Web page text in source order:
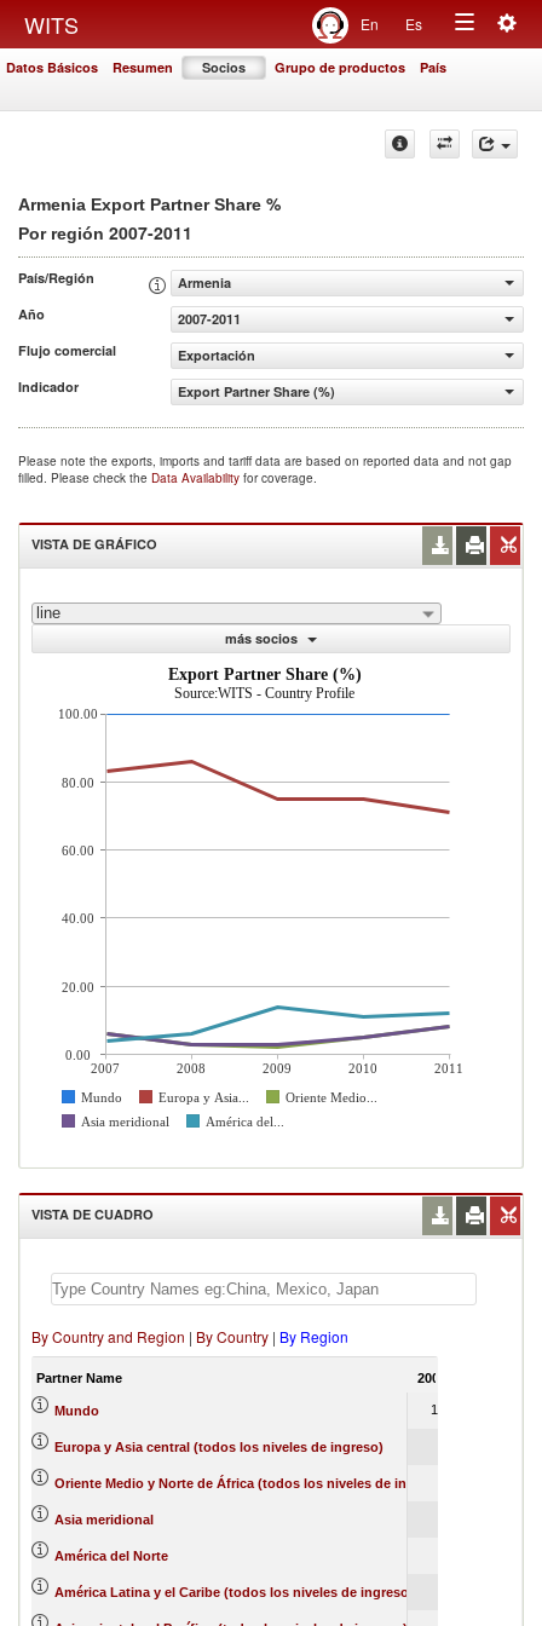
WITS En Es
Toggle
Datos Básicos Resumen Socios Grupo de productos País
Armenia Export Partner Share %
Por región 2007-2011
País/Región
Armenia
Año
2007-2011
Flujo comercial
Exportación
Indicador
Export Partner Share (%)
Please note the exports, imports and tariff data are based on reported data and not gap
filled. Please check the Data Availability for coverage.
VISTA DE GRÁFICO
line
más socios
Export Partner Share (%)
Source:WITS - Country Profile
2007 2008 2009 2010
2011
Mundo
Europa y Asia...
Oriente Medio...
Asia meridional
América del...
100.00
80.00
60.00
40.00
20.00
0.00
VISTA DE CUADRO
By Country and Region | By Country | By Region
Partner Name 2007
Mundo 100
Europa y Asia central (todos los niveles de ingreso)
Oriente Medio y Norte de África (todos los niveles de ingreso)
Asia meridional
América del Norte
América Latina y el Caribe (todos los niveles de ingreso)